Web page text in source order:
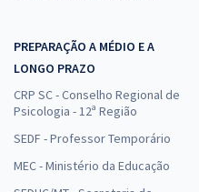
PREPARAÇÃO A MÉDIO E A
LONGO PRAZO
CRP SC - Conselho Regional de
Psicologia - 12ª Região
SEDF - Professor Temporário
MEC - Ministério da Educação